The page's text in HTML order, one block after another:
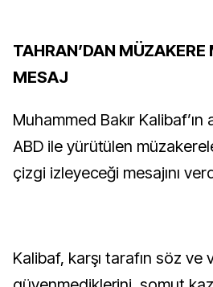
TAHRAN’DAN
MESAJ
Muhammed Bakır Kalibaf’ın
ABD ile yürütülen
çizgi izleyeceği mesajını
Kalibaf, karşı tarafın söz ve